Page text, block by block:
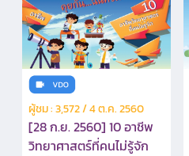
ผู้ชม : 3,572 / 4 ต.ค. 2560
[28 ก.ย. 2560] 10 อาชีพ
วิทยาศาสตร์ที่คนไม่รู้จัก